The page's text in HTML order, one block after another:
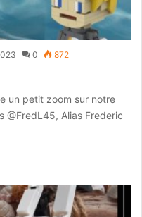
0 872
un petit zoom sur notre
@FredL45, Alias Frederic